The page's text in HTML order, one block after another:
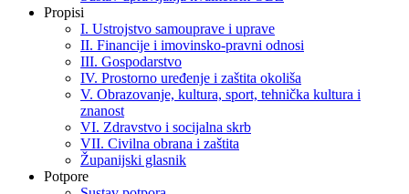
Propisi
I. Ustrojstvo samouprave i uprave
II. Financije i imovinsko-pravni odnosi
III. Gospodarstvo
IV. Prostorno uređenje i zaštita okoliša
V. Obrazovanje, kultura, sport, tehnička kultura i
znanost
VI. Zdravstvo i socijalna skrb
VII. Civilna obrana i zaštita
Županijski glasnik
Potpore